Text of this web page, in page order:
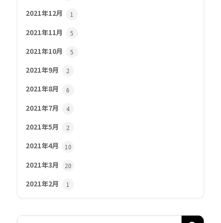
2021年12月 1
2021年11月 5
2021年10月 5
2021年9月 2
2021年8月 6
2021年7月 4
2021年5月 2
2021年4月 10
2021年3月 20
2021年2月 1